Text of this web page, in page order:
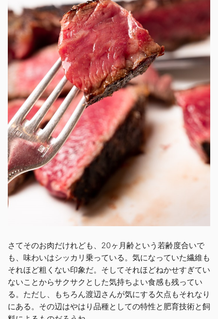
さてそのお肉だけれども、20ヶ月齢という若齢度合いで
も、味わいはシッカリ乗っている。気になっていた繊維も
それほど粗くない印象だ。そしてそれほどねかせすぎてい
ないことからサクサクとした気持ちよい食感も残ってい
る。ただし、もちろん渡辺さんが気にする欠点もそれなり
にある。その辺はやはり品種としての特性と肥育技術と飼